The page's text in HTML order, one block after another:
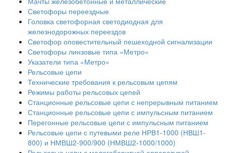
Светофоры переездные
Головка светофорная светодиодная для
железнодорожных переездов
Светофор оповестительный пешеходной сигнализации
Светофоры линзовые типа «Метро»
Указатели типа «Метро»
Рельсовые цепи
Технические требования к рельсовым цепям
Режимы работы рельсовых цепей
Станционные рельсовые цепи с непрерывным питанием
Станционные рельсовые цепи с импульсным питанием
Перегонные рельсовые цепи с импульсным питанием
Рельсовые цепи с путевыми реле НРВ1-1000 (НВШ1-
800) и НМВШ2-900/900 (НМВШ2-1000/1000)